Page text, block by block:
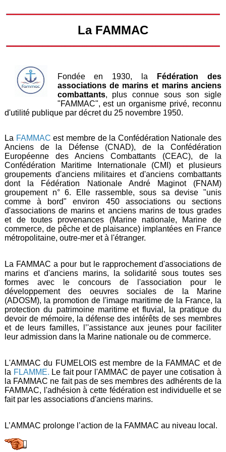
La FAMMAC
Fondée en 1930, la
Fédération des
associations de marins et marins anciens
combattants, plus connue sous son sigle
"FAMMAC", est un organisme privé, reconnu
d'utilité publique par décret du 25 novembre 1950.
La FAMMAC est membre de la Confédération Nationale des
Anciens de la Défense (CNAD), de la Confédération
Européenne des Anciens Combattants (CEAC), de la
Confédération Maritime Internationale (CMI) et plusieurs
groupements d'anciens militaires et d'anciens combattants
dont la Fédération Nationale André Maginot (FNAM)
groupement n° 6. Elle rassemble, sous sa devise "unis
comme à bord" environ 450 associations ou sections
d'associations de marins et anciens marins de tous grades
et de toutes provenances (Marine nationale, Marine de
commerce, de pêche et de plaisance) implantées en France
métropolitaine, outre-mer et à l'étranger.
La FAMMAC a pour but le rapprochement d'associations de
marins et d'anciens marins, la solidarité sous toutes ses
formes avec le concours de l'association pour le
développement des oeuvres sociales de la Marine
(ADOSM), la promotion de l'image maritime de la France, la
protection du patrimoine maritime et fluvial, la pratique du
devoir de mémoire, la défense des intérêts de ses membres
et de leurs familles, l’'assistance aux jeunes pour faciliter
leur admission dans la Marine nationale ou de commerce.
L'AMMAC du FUMELOIS est membre de la FAMMAC et de
la FLAMME. Le fait pour l'AMMAC de payer une cotisation à
la FAMMAC ne fait pas de ses membres des adhérents de la
FAMMAC, l'adhésion à cette fédération est individuelle et se
fait par les associations d'anciens marins.
L’AMMAC prolonge l’action de la FAMMAC au niveau local.